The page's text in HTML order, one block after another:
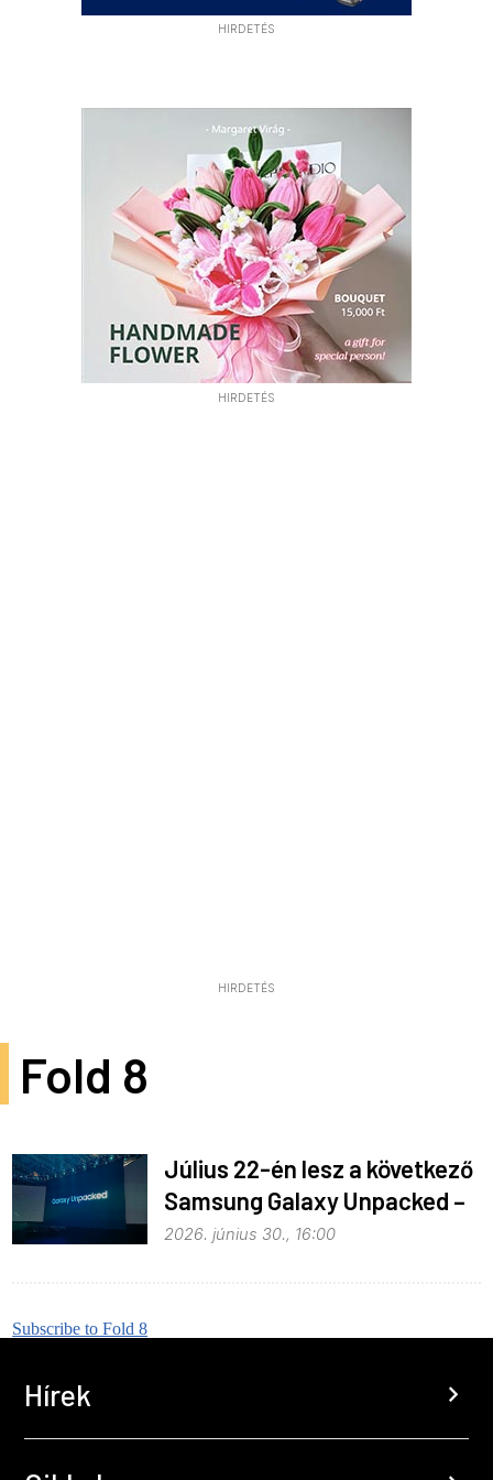
HIRDETÉS
HIRDETÉS
HIRDETÉS
Fold 8
Július 22-én lesz a következő
Samsung Galaxy Unpacked –
ez várható
2026. június 30., 16:00
Subscribe to Fold 8
Hírek chevron_right